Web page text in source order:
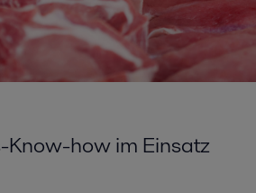
Know-how im Einsatz